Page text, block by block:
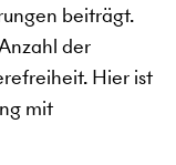
beiträgt.
der
Hier ist
mit